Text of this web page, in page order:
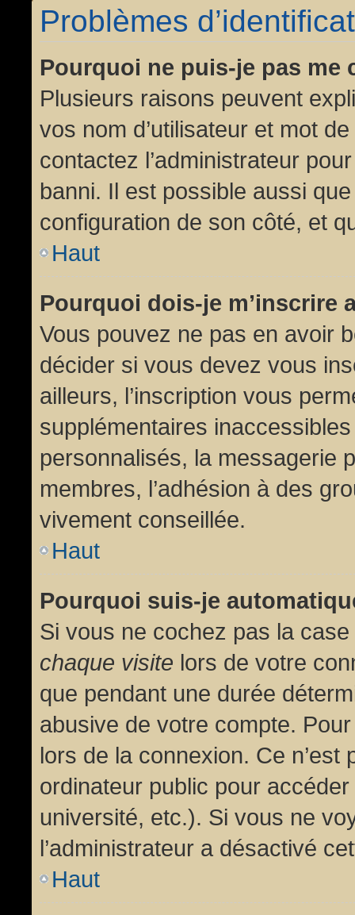
Problèmes
Pourquoi ne puis-je pas me
Plusieurs raisons peuvent
vos nom d’utilisateur et mot
contactez l’administrateur
banni. Il est possible aussi
configuration de son côté, et
Haut
Pourquoi dois-je m’inscrire
Vous pouvez ne pas en avoir
décider si vous devez vous
ailleurs, l’inscription vous
supplémentaires
personnalisés, la messagerie
membres, l’adhésion à des
vivement conseillée.
Haut
Pourquoi suis-je
Si vous ne cochez pas la case
chaque visite lors de votre
que pendant une durée
abusive de votre compte.
lors de la connexion. Ce
ordinateur public pour
université, etc.). Si vous ne
l’administrateur a désactivé
Haut